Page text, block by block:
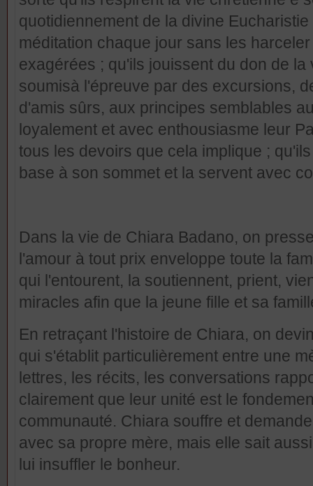
quotidiennement de la divine
méditation chaque jour sans les
exagérées ; qu'ils jouissent du don de
soumisà l'épreuve par des excursions,
d'amis sûrs, aux principes semblables
loyalement et avec enthousiasme leur
tous les devoirs que cela implique ;
base à son sommet et la servent avec
Dans la vie de Chiara Badano, on
l'amour à tout prix enveloppe toute la
qui l'entourent, la soutiennent, prient,
miracles afin que la jeune fille et sa
En retraçant l'histoire de Chiara, on
qui s'établit particulièrement entre une
lettres, les récits, les conversations
clairement que leur unité est le
communauté. Chiara souffre et
avec sa propre mère, mais elle sait
lui insuffler le bonheur.